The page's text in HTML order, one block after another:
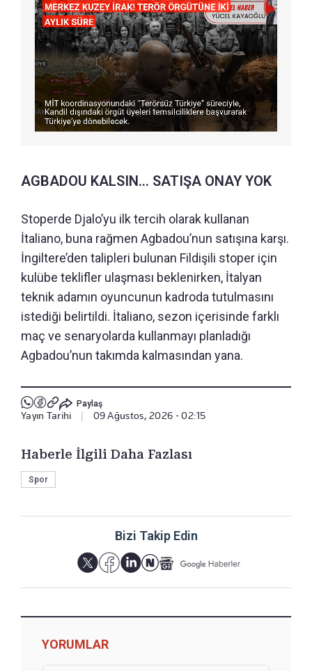
AGBADOU KALSIN... SATIŞA ONAY YOK
Stoperde Djalo’yu ilk tercih olarak kullanan
İtaliano, buna rağmen Agbadou’nun satışına karşı.
İngiltere’den talipleri bulunan Fildişili stoper için
kulübe teklifler ulaşması beklenirken, İtalyan
teknik adamın oyuncunun kadroda tutulmasını
istediği belirtildi. İtaliano, sezon içerisinde farklı
maç ve senaryolarda kullanmayı planladığı
Agbadou’nun takımda kalmasından yana.
Paylaş
Yayın Tarihi 09 Ağustos, 2026 - 02:15
Haberle İlgili Daha Fazlası
Spor
Bizi Takip Edin
YORUMLAR